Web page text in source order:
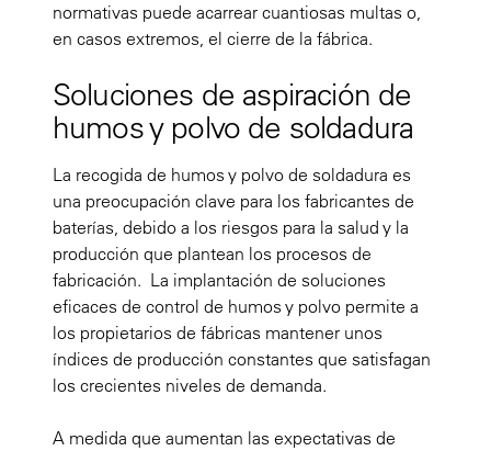
normativas puede acarrear cuantiosas multas o,
en casos extremos, el cierre de la fábrica.
Soluciones de aspiración de
humos y polvo de soldadura
La recogida de humos y polvo de soldadura es
una preocupación clave para los fabricantes de
baterías, debido a los riesgos para la salud y la
producción que plantean los procesos de
fabricación. La implantación de soluciones
eficaces de control de humos y polvo permite a
los propietarios de fábricas mantener unos
índices de producción constantes que satisfagan
los crecientes niveles de demanda.
A medida que aumentan las expectativas de